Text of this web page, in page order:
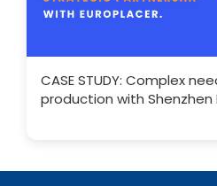
CASE STUDY: Complex
production with Shenzhen